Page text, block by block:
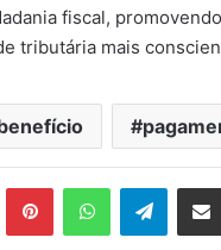
fiscal,
tributária mais
PinterestWhatsApp